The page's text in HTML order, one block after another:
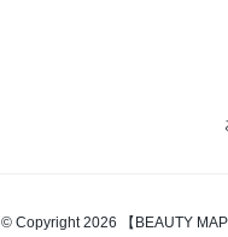
© Copyright 2026 【BEAUTY